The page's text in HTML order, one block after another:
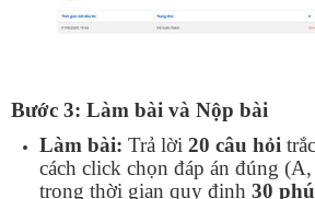
Bước 3: Làm bài và Nộp bài
Làm bài: Trả lời 20 câu hỏi
cách click chọn đáp án đúng
trong thời gian quy định 30